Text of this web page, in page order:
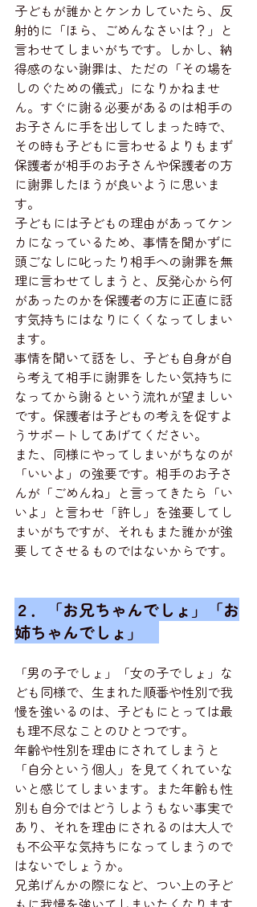
子どもが誰かとケンカしていたら、反
射的に「ほら、ごめんなさいは？」と
言わせてしまいがちです。しかし、納
得感のない謝罪は、ただの「その場を
しのぐための儀式」になりかねませ
ん。すぐに謝る必要があるのは相手の
お子さんに手を出してしまった時で、
その時も子どもに言わせるよりもまず
保護者が相手のお子さんや保護者の方
に謝罪したほうが良いように思いま
す。
子どもには子どもの理由があってケン
カになっているため、事情を聞かずに
頭ごなしに叱ったり相手への謝罪を無
理に言わせてしまうと、反発心から何
があったのかを保護者の方に正直に話
す気持ちにはなりにくくなってしまい
ます。
事情を聞いて話をし、子ども自身が自
ら考えて相手に謝罪をしたい気持ちに
なってから謝るという流れが望ましい
です。保護者は子どもの考えを促すよ
うサポートしてあげてください。
また、同様にやってしまいがちなのが
「いいよ」の強要です。相手のお子さ
んが「ごめんね」と言ってきたら「い
いよ」と言わせ「許し」を強要してし
まいがちですが、それもまた誰かが強
要してさせるものではないからです。
２．「お兄ちゃんでしょ」「お
姉ちゃんでしょ」
「男の子でしょ」「女の子でしょ」な
ども同様で、生まれた順番や性別で我
慢を強いるのは、子どもにとっては最
も理不尽なことのひとつです。
年齢や性別を理由にされてしまうと
「自分という個人」を見てくれていな
いと感じてしまいます。また年齢も性
別も自分ではどうしようもない事実で
あり、それを理由にされるのは大人で
も不公平な気持ちになってしまうので
はないでしょうか。
兄弟げんかの際になど、つい上の子ど